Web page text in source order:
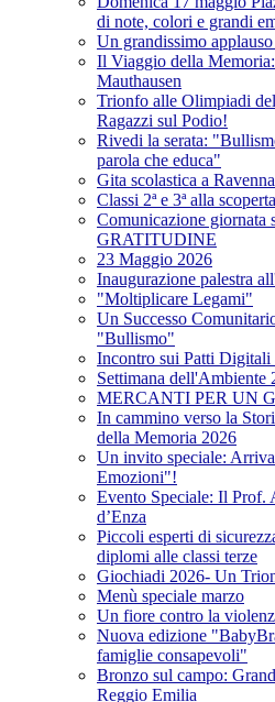
di note, colori e grandi
Un grandissimo
Il Viaggio della
Mauthausen
Trionfo alle Olimpiadi
Ragazzi sul Podio!
Rivedi la serata:
parola che educa"
Gita scolastica a
Classi 2ª e 3ª alla
Comunicazione giornata
GRATITUDINE
23 Maggio 2026
Inaugurazione palestra
"Moltiplicare Legami"
Un Successo
"Bullismo"
Incontro sui Patti Digitali
Settimana
MERCANTI PER UN
In cammino verso la
della Memoria 2026
Un invito speciale:
Emozioni"!
Evento Speciale: Il Prof.
d’Enza
Piccoli esperti di
diplomi alle classi terze
Giochiadi 2026- Un
Menù speciale marzo
Un fiore contro la
Nuova edizione
famiglie consapevoli"
Bronzo sul campo:
Reggio Emilia